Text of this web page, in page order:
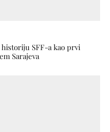
SFF-a kao prvi
Sarajeva